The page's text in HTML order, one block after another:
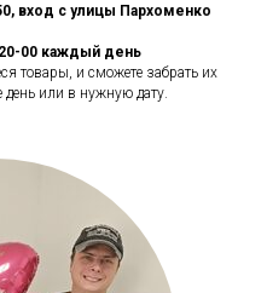
вход с улицы Пархоменко
00 каждый день
товары, и сможете забрать их
день или в нужную дату.